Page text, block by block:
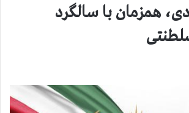
همزمان با سالگرد